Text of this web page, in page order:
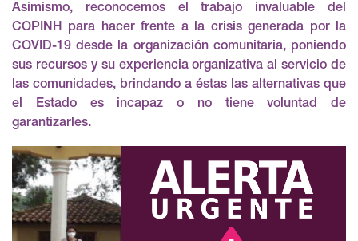
Asimismo, reconocemos el trabajo invaluable del
COPINH para hacer frente a la crisis generada por la
COVID-19 desde la organización comunitaria, poniendo
sus recursos y su experiencia organizativa al servicio de
las comunidades, brindando a éstas las alternativas que
el Estado es incapaz o no tiene voluntad de
garantizarles.